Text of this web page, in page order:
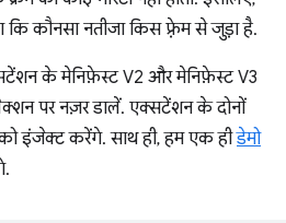
कि कौनसा नतीजा किस फ़्रेम से जुड़ा है.
के मेनिफ़ेस्ट V2 और मेनिफ़ेस्ट V3
पर नज़र डालें. एक्सटेंशन के दोनों
को इंजेक्ट करेंगे. साथ ही, हम एक हीडेमो